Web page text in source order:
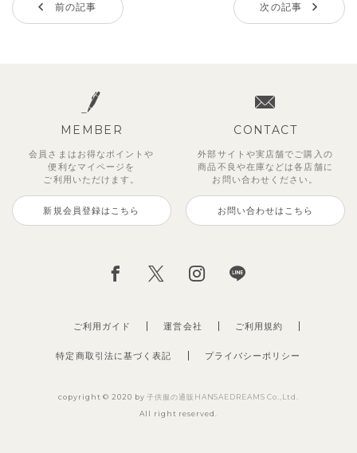
前の記事 次の記事
MEMBER
会員さまはお得なポイントや
便利な マイページを
ご利用いただけます。
新規会員登録はこちら
CONTACT
外部サイトや実店舗でご購入の
商品不良や在庫などは各店舗に
お問い合わせください。
お問い合わせはこちら
ご利用ガイド 運営会社
特定商取引法に基づく表記 プライバシーポリシー
ご利用規約
copyright © 2020 by子供服の通販HANSAEDREAMS Co.,Ltd.
All right reserved.